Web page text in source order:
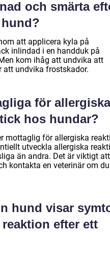
och smärta
att applicera kyla på
inlindad i en handduk på
kom ihåg att undvika att
att undvika frostskador.
för allergiska
hos hundar?
mottaglig för allergiska
utveckla allergiska
än andra. Det är viktigt
kontakta en veterinär om du
hund visar
efter ett